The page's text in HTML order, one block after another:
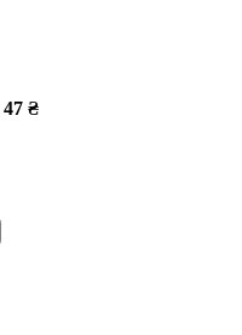
47 ₴